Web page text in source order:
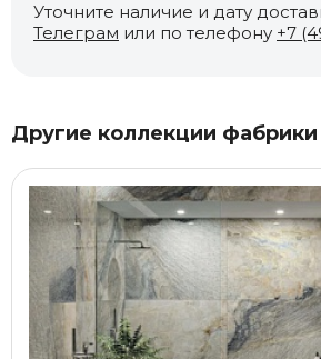
Уточните наличие и дату
Телеграм или по телефону +7
Другие коллекции фабрики